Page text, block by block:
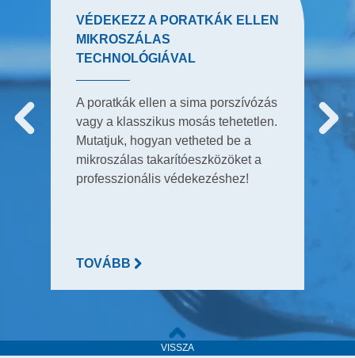
VÉDEKEZZ A PORATKÁK ELLEN
MIKROSZÁLAS
TECHNOLÓGIÁVAL
A poratkák ellen a sima porszívózás
vagy a klasszikus mosás tehetetlen.
Mutatjuk, hogyan vetheted be a
mikroszálas takarítóeszközöket a
professzionális védekezéshez!
TOVÁBB
VISSZA